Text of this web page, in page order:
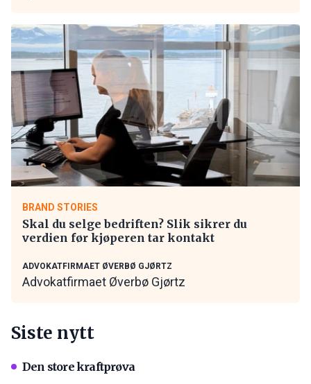
BRAND STORIES
Skal du selge bedriften? Slik sikrer du
verdien før kjøperen tar kontakt
ADVOKATFIRMAET ØVERBØ GJØRTZ
Advokatfirmaet Øverbø Gjørtz
Siste nytt
Den store kraftprøva